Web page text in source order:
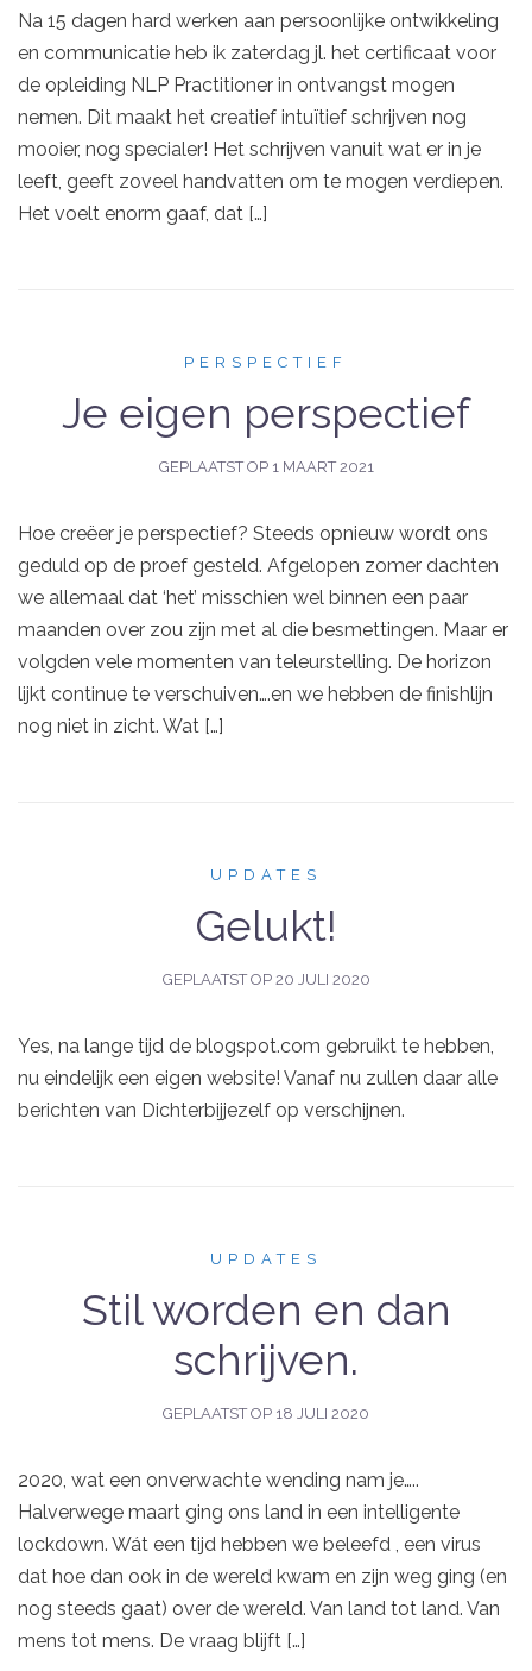
Na 15 dagen hard werken aan persoonlijke ontwikkeling
en communicatie heb ik zaterdag jl. het certificaat voor
de opleiding NLP Practitioner in ontvangst mogen
nemen. Dit maakt het creatief intuïtief schrijven nog
mooier, nog specialer! Het schrijven vanuit wat er in je
leeft, geeft zoveel handvatten om te mogen verdiepen.
Het voelt enorm gaaf, dat […]
PERSPECTIEF
Je eigen perspectief
GEPLAATST OP 1 MAART 2021
Hoe creëer je perspectief? Steeds opnieuw wordt ons
geduld op de proef gesteld. Afgelopen zomer dachten
we allemaal dat ‘het’ misschien wel binnen een paar
maanden over zou zijn met al die besmettingen. Maar er
volgden vele momenten van teleurstelling. De horizon
lijkt continue te verschuiven….en we hebben de finishlijn
nog niet in zicht. Wat […]
UPDATES
Gelukt!
GEPLAATST OP 20 JULI 2020
Yes, na lange tijd de blogspot.com gebruikt te hebben,
nu eindelijk een eigen website! Vanaf nu zullen daar alle
berichten van Dichterbijjezelf op verschijnen.
UPDATES
Stil worden en dan
schrijven.
GEPLAATST OP 18 JULI 2020
2020, wat een onverwachte wending nam je…..
Halverwege maart ging ons land in een intelligente
lockdown. Wát een tijd hebben we beleefd , een virus
dat hoe dan ook in de wereld kwam en zijn weg ging (en
nog steeds gaat) over de wereld. Van land tot land. Van
mens tot mens. De vraag blijft […]